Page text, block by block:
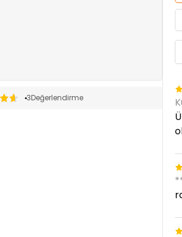
3Değerlendirme